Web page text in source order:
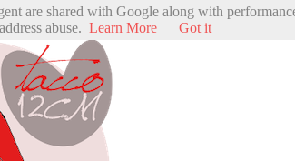
are shared with Google along with
abuse. Learn More Got it